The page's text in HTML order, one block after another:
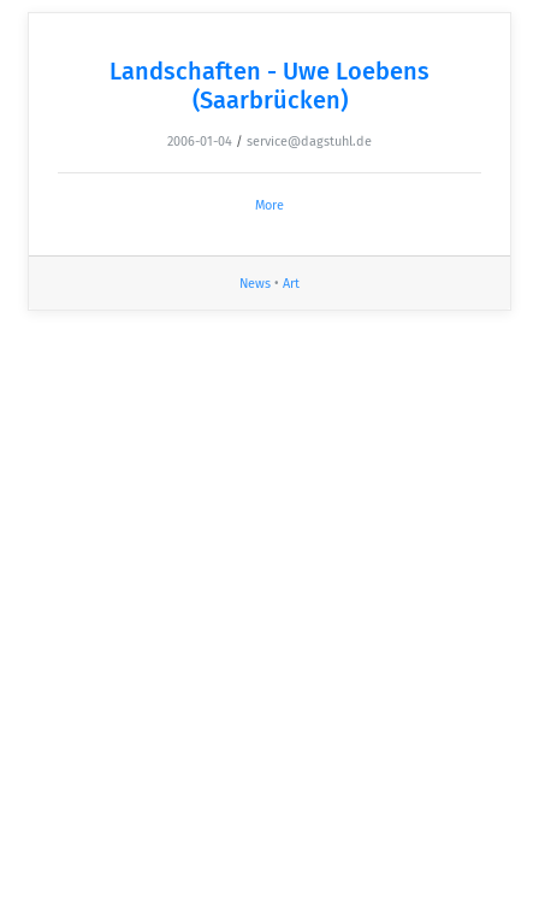
Landschaften - Uwe Loebens
(Saarbrücken)
2006-01-04 / service@dagstuhl.de
More
News • Art